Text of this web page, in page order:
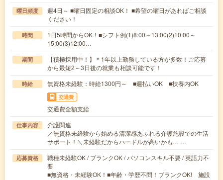
曜日頻度
週4日～ ■曜日固定の相談OK！ ■希望の曜日があればご相談
ください！
時間
1日5時間からOK！■シフト例(1)8:00～13:00(2)10:00～
15:00(3)12:00…
期間
【積極採用中！】＊1年以上勤務している方が多数！ご応募
から最短2～3日後の就業も相談可能です！
時給 無資格未経験：時給1300円～ ■週払いOK ■扶養内OK
交通費
交通費全額支給
仕事内容
介護関連
／無資格未経験から始める清潔感あふれる介護施設での生活
サポート！＼未経験だからハードルが高いかも… …
応募資格
職種未経験OK / ブランクOK / パソコンスキル不要 / 英語力不
要
■無資格・未経験OK！■年齢・学歴不問！ブランクOK! 施設